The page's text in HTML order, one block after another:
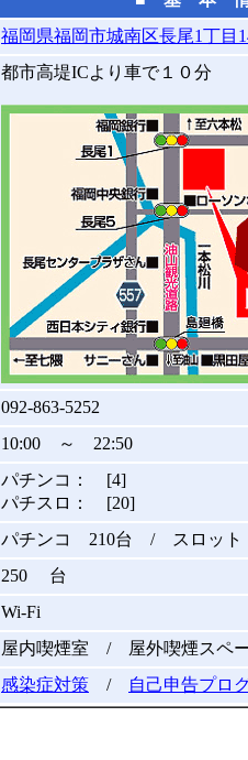
福岡県福岡市城南区長尾1丁目
都市高堤ICより車で１０分
092-863-5252
10:00 ～ 22:50
パチンコ： [4]
パチスロ： [20]
パチンコ 210台 / スロット
250 台
Wi-Fi
屋内喫煙室 / 屋外喫煙スペ
感染症対策 / 自己申告プロ